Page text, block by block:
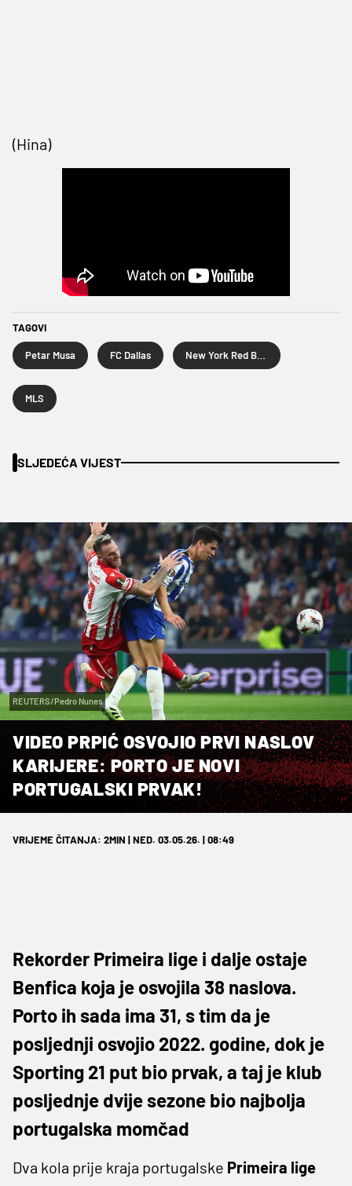
(Hina)
TAGOVI
Petar Musa FC Dallas
MLS
SLJEDEĆA VIJEST
REUTERS/Pedro Nunes
VIDEO PRPIĆ OSVOJIO PRVI NASLOV
KARIJERE: PORTO JE NOVI
PORTUGALSKI PRVAK!
VRIJEME ČITANJA: 2MIN | NED. 03.05.26. | 08:49
Rekorder Primeira lige i dalje ostaje
Benfica koja je osvojila 38 naslova.
Porto ih sada ima 31, s tim da je
posljednji osvojio 2022. godine, dok je
Sporting 21 put bio prvak, a taj je klub
posljednje dvije sezone bio najbolja
portugalska momčad
Dva kola prije kraja portugalske Primeira lige